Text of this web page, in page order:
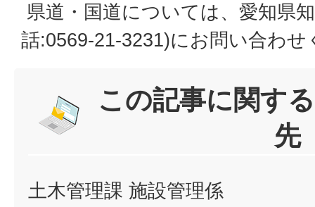
県道・国道については、愛知県
話:0569-21-3231)にお問い合わせ
この記事に関す
先
土木管理課 施設管理係